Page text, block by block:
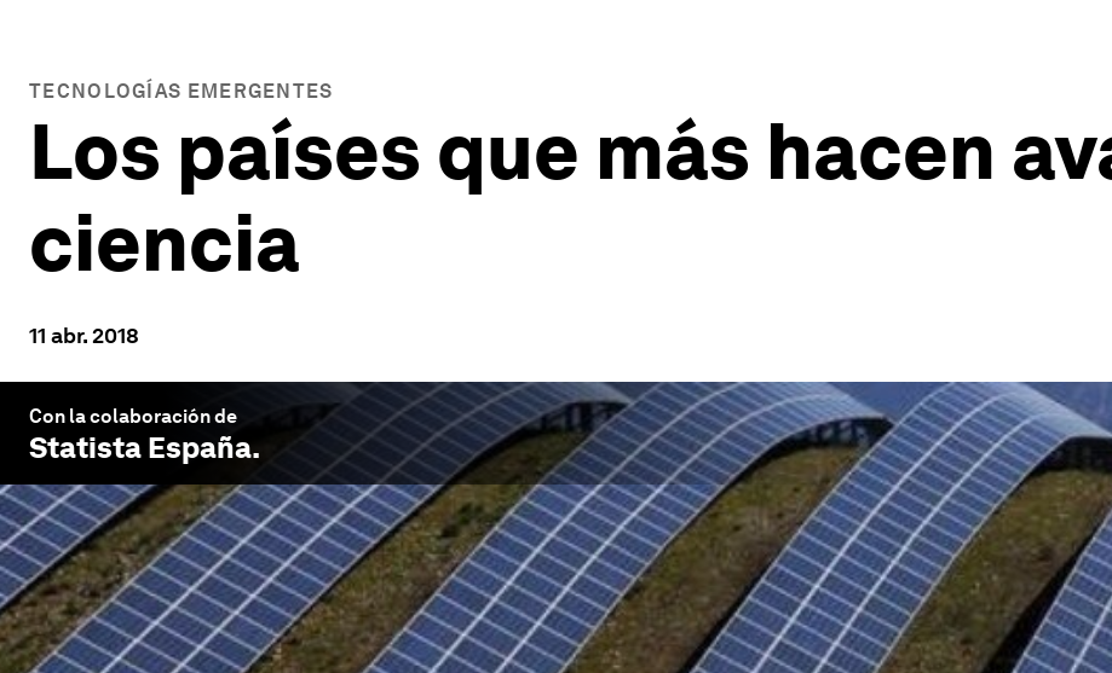
TECNOLOGÍAS EMERGENTES
Los países que más hacen
ciencia
11 abr. 2018
Con la colaboración de
Statista España.